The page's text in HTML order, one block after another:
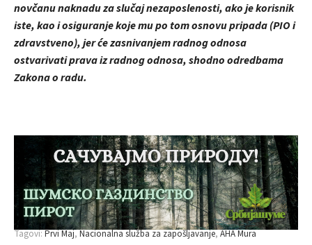
novčanu naknadu za slučaj nezaposlenosti, ako je korisnik
iste, kao i osiguranje koje mu po tom osnovu pripada (PIO i
zdravstveno), jer će zasnivanjem radnog odnosa
ostvarivati prava iz radnog odnosa, shodno odredbama
Zakona o radu.
Tagovi:Prvi Maj Nacionalna služba za zapošljavanje AHA Mura